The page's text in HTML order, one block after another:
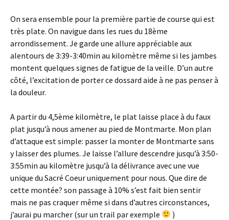
On sera ensemble pour la première partie de course qui est
très plate. On navigue dans les rues du 18ème
arrondissement. Je garde une allure appréciable aux
alentours de 3:39-3:40min au kilomètre même si les jambes
montent quelques signes de fatigue de la veille. D’un autre
côté, l’excitation de porter ce dossard aide à ne pas penser à
la douleur.
A partir du 4,5ème kilomètre, le plat laisse place à du faux
plat jusqu’à nous amener au pied de Montmarte. Mon plan
d’attaque est simple: passer la monter de Montmarte sans
y laisser des plumes. Je laisse l’allure descendre jusqu’à 3:50-
3:55min au kilomètre jusqu’à la délivrance avec une vue
unique du Sacré Coeur uniquement pour nous. Que dire de
cette montée? son passage à 10% s’est fait bien sentir
mais ne pas craquer même si dans d’autres circonstances,
j’aurai pu marcher (sur un trail par exemple
)